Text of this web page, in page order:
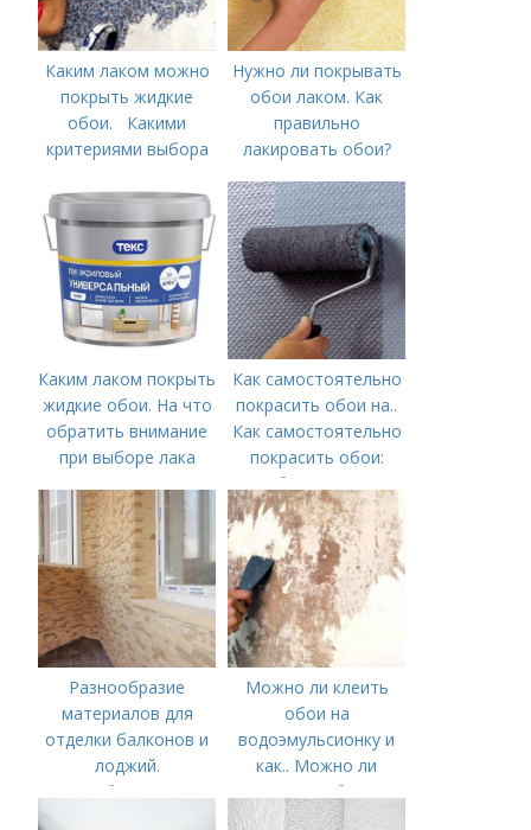
Каким лаком можно
покрыть жидкие
обои. Какими
критериями выбора
обоев
руководствоваться
Нужно ли покрывать
обои лаком. Как
правильно
лакировать обои?
Каким лаком покрыть
жидкие обои. На что
обратить внимание
при выборе лака
Как самостоятельно
покрасить обои на..
Как самостоятельно
покрасить обои:
выбор краски и
обоев, технология
окрашивания в один
или несколько
цветов
Разнообразие
материалов для
отделки балконов и
лоджий.
Особенности
Можно ли клеить
обои на
водоэмульсионку и
как.. Можно ли
наклеить обои на
водоэмульсионную